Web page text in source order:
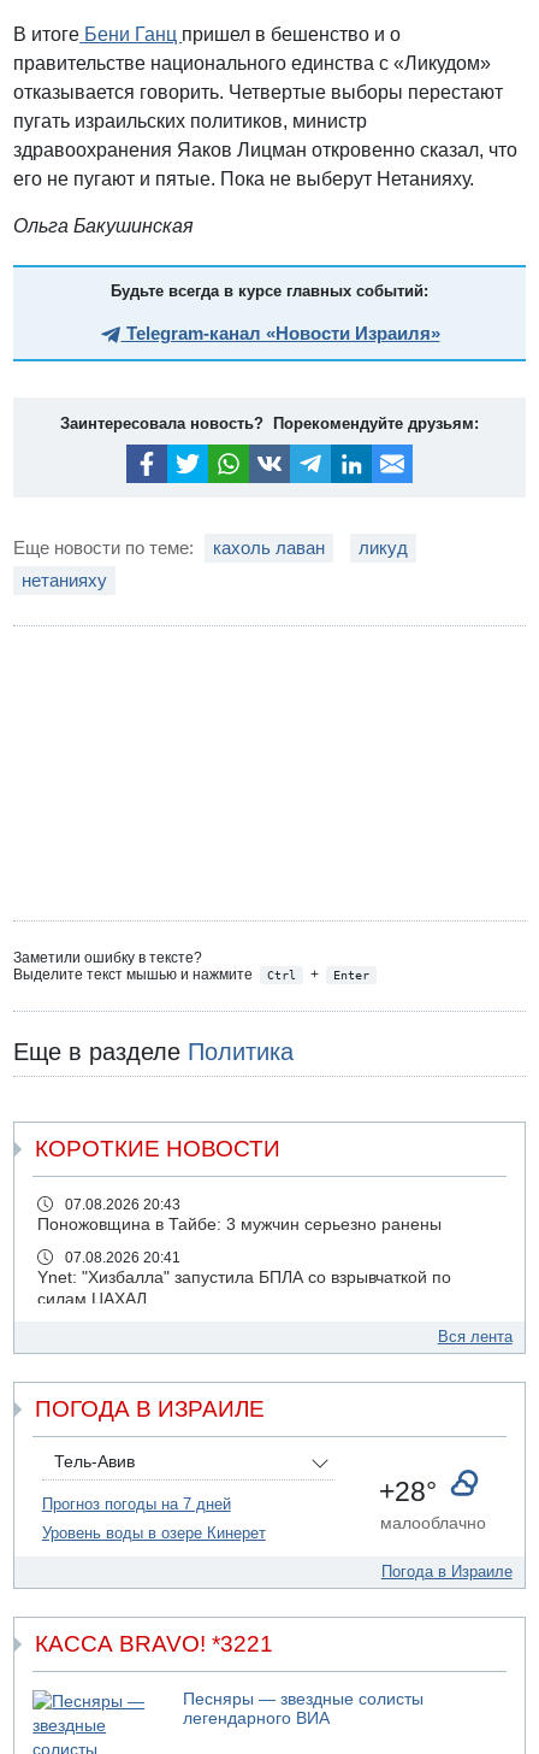
В итоге Бени Ганц пришел в бешенство и о
правительстве национального единства с «Ликудом»
отказывается говорить. Четвертые выборы перестают
пугать израильских политиков, министр
здравоохранения Яаков Лицман откровенно сказал, что
его не пугают и пятые. Пока не выберут Нетанияху.
Ольга Бакушинская
Будьте всегда в курсе главных событий:
Telegram-канал «Новости Израиля»
Заинтересовала новость? Порекомендуйте друзьям:
Еще новости по теме: кахоль лаван
ликуд
нетанияху
Заметили ошибку в тексте?
Выделите текст мышью и нажмите
Ctrl + Enter
Еще в разделе Политика
КОРОТКИЕ НОВОСТИ
07.08.2026 20:43
Поножовщина в Тайбе: 3 мужчин серьезно ранены
07.08.2026 20:41
Ynet: "Хизбалла" запустила БПЛА со взрывчаткой по
силам ЦАХАЛ
ДТП в Ашдоде: тяжело ранены двое маленьких детей
07.08.2026 19:14
Скончался водитель, врезавшийся в стену в
Иерусалиме
07.08.2026 17:57
Подозреваемый в домогательствах в хостеле - Гильбоа
Дахан
07.08.2026 17:55
коррупционных отношениях с Йоавом Элиаси
для уклонистов-харедим
В Иерусалиме водитель врезался в забор и серьезно
пострадал
Вся лента
ПОГОДА В ИЗРАИЛЕ
Тель-Авив
Прогноз погоды на 7 дней
Уровень воды в озере Кинерет
+28°
малооблачно
Погода в Израиле
КАССА BRAVO! *3221
Песняры — звездные солисты
легендарного ВИА